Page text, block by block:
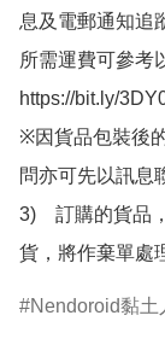
息及電郵通知追
所需運費可參考
https://bit.ly/
※因貨品包裝後
問亦可先以訊息
3)　訂購的貨品
貨，將作棄單處
Nendoroid黏土